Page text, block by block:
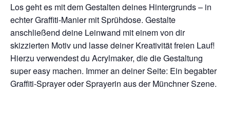
Los geht es mit dem Gestalten deines Hintergrunds – in
echter Graffiti-Manier mit Sprühdose. Gestalte
anschließend deine Leinwand mit einem von dir
skizzierten Motiv und lasse deiner Kreativität freien Lauf!
Hierzu verwendest du Acrylmaker, die die Gestaltung
super easy machen. Immer an deiner Seite: Ein begabter
Graffiti-Sprayer oder Sprayerin aus der Münchner Szene.